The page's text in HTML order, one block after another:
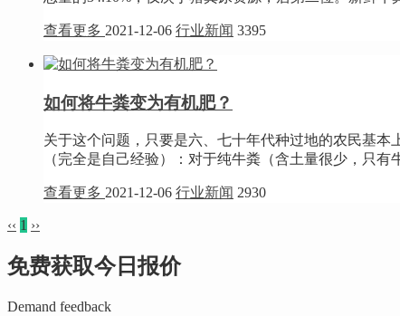
查看更多 2021-12-06 行业新闻 3395
如何将牛粪变为有机肥？
关于这个问题，只要是六、七十年代种过地的农民基
（完全是自己经验）：对于纯牛粪（含土量很少，只
查看更多 2021-12-06 行业新闻 2930
‹‹ 1 ››
免费获取今日报价
Demand feedback